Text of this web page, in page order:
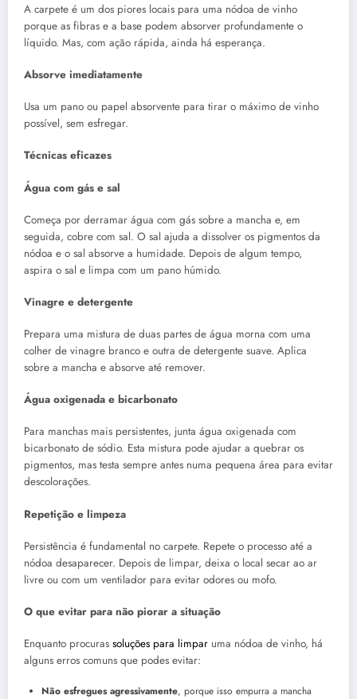
A carpete é um dos piores locais para uma nódoa de vinho
porque as fibras e a base podem absorver profundamente o
líquido. Mas, com ação rápida, ainda há esperança.
Absorve imediatamente
Usa um pano ou papel absorvente para tirar o máximo de vinho
possível, sem esfregar.
Técnicas eficazes
Água com gás e sal
Começa por derramar água com gás sobre a mancha e, em
seguida, cobre com sal. O sal ajuda a dissolver os pigmentos da
nódoa e o sal absorve a humidade. Depois de algum tempo,
aspira o sal e limpa com um pano húmido.
Vinagre e detergente
Prepara uma mistura de duas partes de água morna com uma
colher de vinagre branco e outra de detergente suave. Aplica
sobre a mancha e absorve até remover.
Água oxigenada e bicarbonato
Para manchas mais persistentes, junta água oxigenada com
bicarbonato de sódio. Esta mistura pode ajudar a quebrar os
pigmentos, mas testa sempre antes numa pequena área para evitar
descolorações.
Repetição e limpeza
Persistência é fundamental no carpete. Repete o processo até a
nódoa desaparecer. Depois de limpar, deixa o local secar ao ar
livre ou com um ventilador para evitar odores ou mofo.
O que evitar para não piorar a situação
Enquanto procuras soluções para limpar uma nódoa de vinho, há
alguns erros comuns que podes evitar:
Não esfregues agressivamente, porque isso empurra a mancha